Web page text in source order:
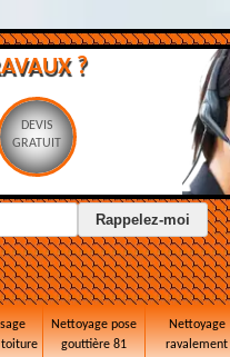
?
DEVIS
GRATUIT
toiture
Nettoyage pose
gouttière 81
Nettoyage
ravalement